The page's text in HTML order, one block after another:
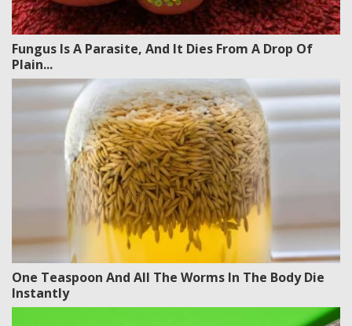
Fungus Is A Parasite, And It Dies From A Drop Of
Plain...
One Teaspoon And All The Worms In The Body Die
Instantly